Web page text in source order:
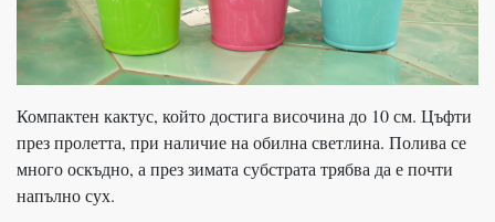
Компактен кактус, който достига височина до 10 см. Цъфти
през пролетта, при наличие на обилна светлина. Полива се
много оскъдно, а през зимата субстрата трябва да е почти
напълно сух.